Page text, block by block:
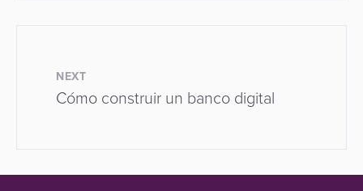
NEXT
Cómo construir un banco digital